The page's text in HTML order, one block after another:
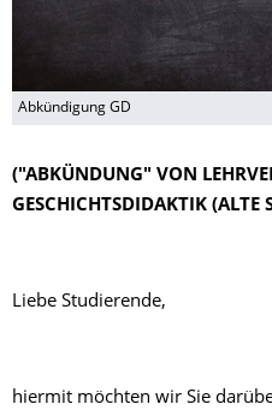
Abkündigung GD
("ABKÜNDUNG" VON
GESCHICHTSDIDAKTIK (ALTE
Liebe Studierende,
hiermit möchten wir Sie